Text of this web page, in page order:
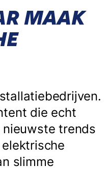
MAAK
die echt
trends
slimme